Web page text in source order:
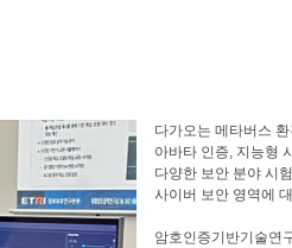
다가오는 메타버스
아바타 인증, 지능형
다양한 보안 분야 시
사이버 보안 영역에
암호인증기반기술연